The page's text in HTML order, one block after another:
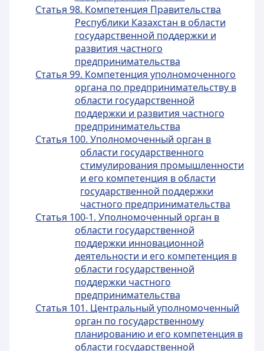
Статья 98. Компетенция Правительства
Республики Казахстан в области
государственной поддержки и
развития частного
предпринимательства
Статья 99. Компетенция уполномоченного
органа по предпринимательству в
области государственной
поддержки и развития частного
предпринимательства
Статья 100. Уполномоченный орган в
области государственного
стимулирования промышленности
и его компетенция в области
государственной поддержки
частного предпринимательства
Статья 100-1. Уполномоченный орган в
области государственной
поддержки инновационной
деятельности и его компетенция в
области государственной
поддержки частного
предпринимательства
Статья 101. Центральный уполномоченный
орган по государственному
планированию и его компетенция в
области государственной